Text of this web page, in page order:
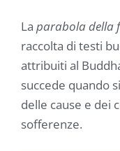
La parabola della
raccolta di testi
attribuiti al
succede quando
delle cause e dei
sofferenze.